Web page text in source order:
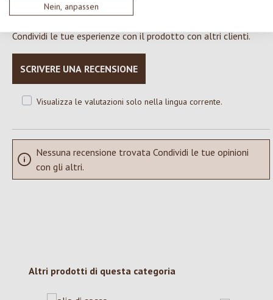
Nein, anpassen
Valutazione media di 0 su 5 stelle
Formula una valutazione!
Condividi le tue esperienze con il prodotto con altri clienti.
SCRIVERE UNA RECENSIONE
Visualizza le valutazioni solo nella lingua corrente.
Nessuna recensione trovata Condividi le tue opinioni
con gli altri.
Salta la galleria dei prodotti
Altri prodotti di questa categoria